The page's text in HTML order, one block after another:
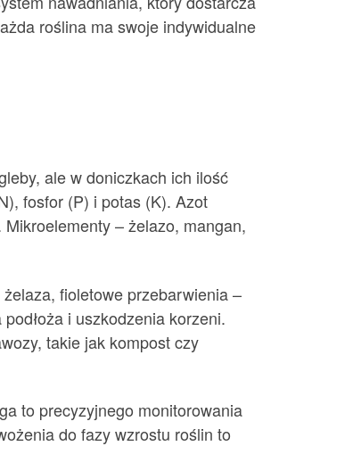
roślina ma swoje indywidualne
ale w doniczkach ich ilość
fosfor (P) i potas (K). Azot
– żelazo, mangan,
fioletowe przebarwienia –
i uszkodzenia korzeni.
takie jak kompost czy
to precyzyjnego monitorowania
do fazy wzrostu roślin to